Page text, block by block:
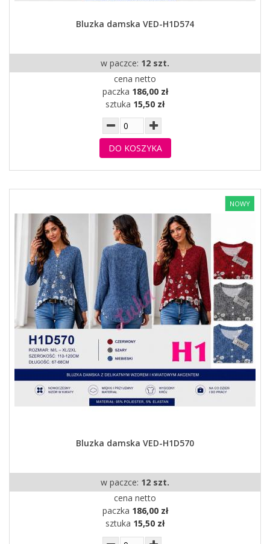
Bluzka damska VED-H1D574
w paczce: 12 szt.
cena netto
paczka 186,00 zł
sztuka 15,50 zł
DO KOSZYKA
NOWY
Bluzka damska VED-H1D570
w paczce: 12 szt.
cena netto
paczka 186,00 zł
sztuka 15,50 zł